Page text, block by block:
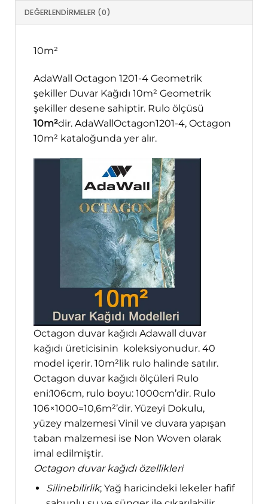
DEĞERLENDIRMELER (0)
10m²
AdaWall Octagon 1201-4 Geometrik
şekiller Duvar Kağıdı 10m² Geometrik
şekiller desene sahiptir. Rulo ölçüsü
10m²dir. AdaWallOctagon1201-4, Octagon
10m² kataloğunda yer alır.
Octagon duvar kağıdı Adawall duvar
kağıdı üreticisinin koleksiyonudur. 40
model içerir. 10m²lik rulo halinde satılır.
Octagon duvar kağıdı ölçüleri Rulo
eni:106cm, rulo boyu: 1000cm’dir. Rulo
106×1000=10,6m²’dir. Yüzeyi Dokulu,
yüzey malzemesi Vinil ve duvara yapışan
taban malzemesi ise Non Woven olarak
imal edilmiştir.
Octagon duvar kağıdı özellikleri
Silinebilirlik; Yağ haricindeki lekeler hafif